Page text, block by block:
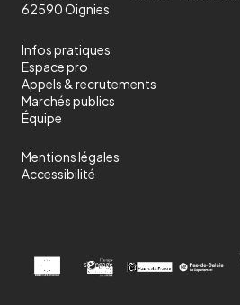
62590 Oignies
Infos pratiques
Espace pro
Appels & recrutements
Marchés publics
Équipe
Mentions légales
Accessibilité